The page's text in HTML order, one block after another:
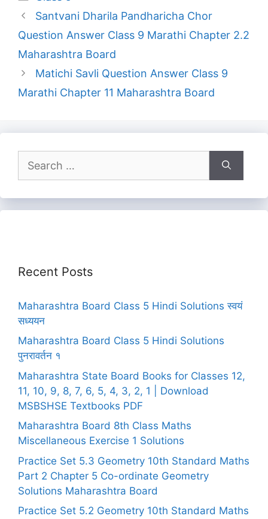
Santvani Dharila Pandharicha Chor
Question Answer Class 9 Marathi Chapter 2.2
Maharashtra Board
Matichi Savli Question Answer Class 9
Marathi Chapter 11 Maharashtra Board
for:
Recent Posts
Maharashtra Board Class 5 Hindi Solutions स्वयं
सध्ययन
Maharashtra Board Class 5 Hindi Solutions
पुनरावर्तन १
Maharashtra State Board Books for Classes 12,
11, 10, 9, 8, 7, 6, 5, 4, 3, 2, 1 | Download
MSBSHSE Textbooks PDF
Maharashtra Board 8th Class Maths
Miscellaneous Exercise 1 Solutions
Practice Set 5.3 Geometry 10th Standard Maths
Part 2 Chapter 5 Co-ordinate Geometry
Solutions Maharashtra Board
Practice Set 5.2 Geometry 10th Standard Maths